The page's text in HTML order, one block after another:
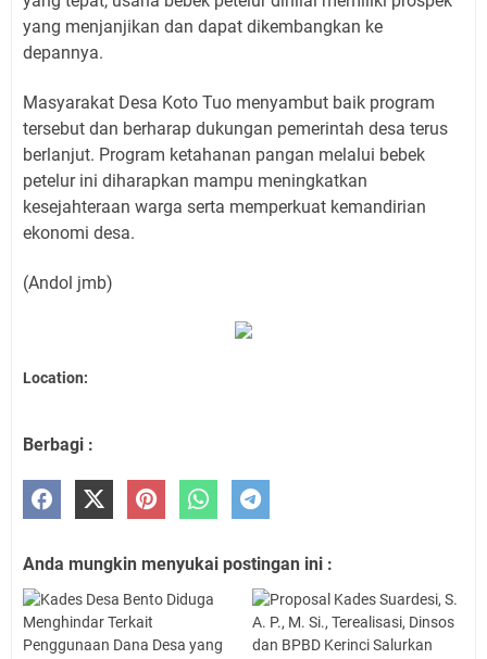
yang menjanjikan dan dapat dikembangkan ke
depannya.
Masyarakat Desa Koto Tuo menyambut baik program
tersebut dan berharap dukungan pemerintah desa terus
berlanjut. Program ketahanan pangan melalui bebek
petelur ini diharapkan mampu meningkatkan
kesejahteraan warga serta memperkuat kemandirian
ekonomi desa.
(Andol jmb)
Location:
Berbagi :
Anda mungkin menyukai postingan ini :